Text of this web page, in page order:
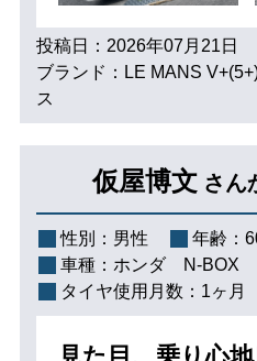
投稿日：2026年07月21日
ブランド：LE MANS
ス
仮屋博文 さん
性別： 男性 年齢：
車種： ホンダ N-BOX
タイヤ使用月数： 1ヶ月